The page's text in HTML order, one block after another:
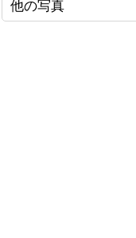
他の写真